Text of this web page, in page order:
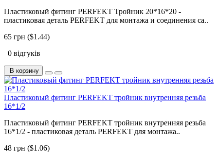
Пластиковый фитинг PERFEKT Тройник 20*16*20 -
пластиковая деталь PERFEKT для монтажа и соединения са..
65 грн ($1.44)
0 відгуків
В корзину
Пластиковый фитинг PERFEKT тройник внутренняя резьба
16*1/2
Пластиковый фитинг PERFEKT тройник внутренняя резьба
16*1/2 - пластиковая деталь PERFEKT для монтажа..
48 грн ($1.06)